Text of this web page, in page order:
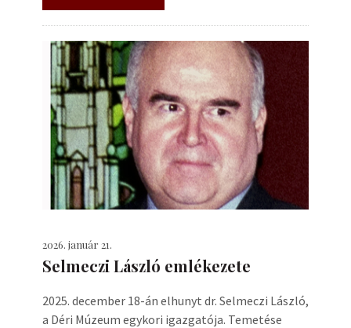
2026. január 21.
Selmeczi László emlékezete
2025. december 18-án elhunyt dr. Selmeczi László,
a Déri Múzeum egykori igazgatója. Temetése